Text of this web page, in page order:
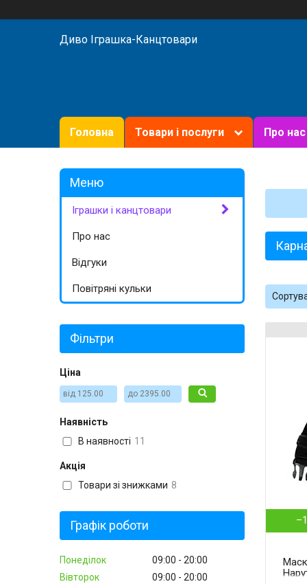
Диво Іграшка-Канцтовари
Головна Товари і послуги Про нас
Іграшки і канцтовари
Про нас
Відгуки
Повітряні кульки
Фільтри
Ціна
Наявність
В наявності 11
Акція
Товари зі знижками 8
Графік роботи
Понеділок 09:00
20:00
Вівторок
09:00
20:00